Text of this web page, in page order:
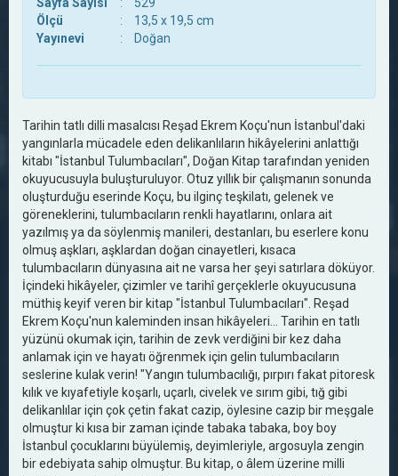
Ölçü
:
13,5 x 19,5 cm
Yayınevi
: Doğan
Tarihin tatlı dilli masalcısı Reşad Ekrem Koçu'nun İstanbul'daki
yangınlarla mücadele eden delikanlıların hikâyelerini anlattığı
kitabı "İstanbul Tulumbacıları", Doğan Kitap tarafından yeniden
okuyucusuyla buluşturuluyor. Otuz yıllık bir çalışmanın sonunda
oluşturduğu eserinde Koçu, bu ilginç teşkilatı, gelenek ve
göreneklerini, tulumbacıların renkli hayatlarını, onlara ait
yazılmış ya da söylenmiş manileri, destanları, bu eserlere konu
olmuş aşkları, aşklardan doğan cinayetleri, kısaca
tulumbacıların dünyasına ait ne varsa her şeyi satırlara döküyor.
İçindeki hikâyeler, çizimler ve tarihî gerçeklerle okuyucusuna
müthiş keyif veren bir kitap "İstanbul Tulumbacıları". Reşad
Ekrem Koçu'nun kaleminden insan hikâyeleri… Tarihin en tatlı
yüzünü okumak için, tarihin de zevk verdiğini bir kez daha
anlamak için ve hayatı öğrenmek için gelin tulumbacıların
seslerine kulak verin! "Yangın tulumbacılığı, pırpırı fakat pitoresk
kılık ve kıyafetiyle koşarlı, uçarlı, civelek ve sırım gibi, tığ gibi
delikanlılar için çok çetin fakat cazip, öylesine cazip bir meşgale
olmuştur ki kısa bir zaman içinde tabaka tabaka, boy boy
İstanbul çocuklarını büyülemiş, deyimleriyle, argosuyla zengin
bir edebiyata sahip olmuştur. Bu kitap, o âlem üzerine milli